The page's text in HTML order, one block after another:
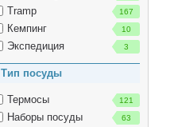
Tramp 167
Кемпинг 10
Экспедиция 3
Тип посуды
Термосы 121
Наборы посуды 63